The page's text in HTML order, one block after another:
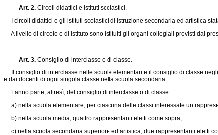
Art. 2. Circoli didattici e istituti scolastici.
I circoli didattici e gli istituti scolastici di istruzione secondaria ed artistica
A livello di circolo e di istituto sono istituiti gli organi collegiali previsti dal
Art. 3. Consiglio di interclasse e di classe.
Il consiglio di interclasse nelle scuole elementari e il consiglio di classe
e dai docenti di ogni singola classe nella scuola secondaria.
Fanno parte, altresì, del consiglio di interclasse o di classe:
a) nella scuola elementare, per ciascuna delle classi interessate un
b) nella scuola media, quattro rappresentanti eletti come sopra;
c) nella scuola secondaria superiore ed artistica, due rappresentanti eletti